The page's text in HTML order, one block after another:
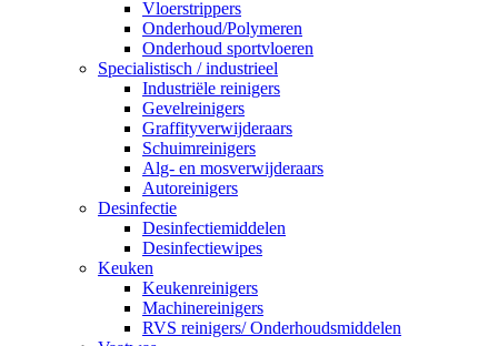
Vloerstrippers
Onderhoud/Polymeren
Onderhoud sportvloeren
Specialistisch / industrieel
Industriële reinigers
Gevelreinigers
Graffityverwijderaars
Schuimreinigers
Alg- en mosverwijderaars
Autoreinigers
Desinfectie
Desinfectiemiddelen
Desinfectiewipes
Keuken
Keukenreinigers
Machinereinigers
RVS reinigers/ Onderhoudsmiddelen